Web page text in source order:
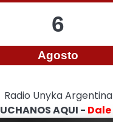
6
Agosto
Radio Unyka Argentina
AQUI -